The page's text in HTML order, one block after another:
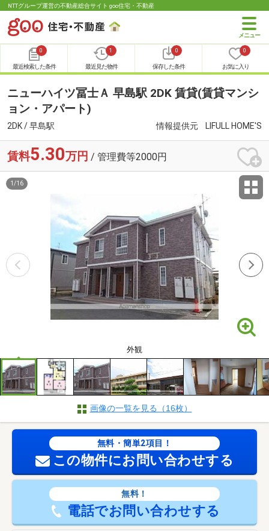
NTTグループ運営の不動産総合サイト goo住宅・不動産
0
最近検索した条件
1
最近見た物件
0
保存した条件
0
お気に入り
ニューハイツ冨士Ａ 早島駅 2DK 賃貸(賃貸マンシ
ョン・アパート)
2DK / 早島駅 情報提供元 LIFULL HOME'S
賃料5.30万円 / 管理費等2000円
外観
1 /16
画像の一覧を見る（16枚）
無料・簡単2項目！
この物件にお問い合わせする
無料！
電話でお問い合わせする